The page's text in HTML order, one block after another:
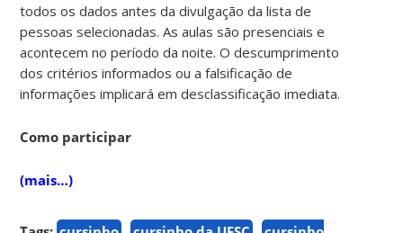
todos os dados antes da divulgação da lista de
pessoas selecionadas. As aulas são presenciais e
acontecem no período da noite. O descumprimento
dos critérios informados ou a falsificação de
informações implicará em desclassificação imediata.
Como participar
(mais…)